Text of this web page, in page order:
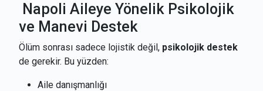
Napoli Aileye Yönelik Psikolojik
ve Manevi Destek
Ölüm sonrası sadece lojistik değil, psikolojik destek
de gerekir. Bu yüzden:
Aile danışmanlığı